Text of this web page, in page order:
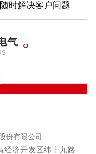
时解决客户问题
气
份有限公司
经济开发区纬十九路